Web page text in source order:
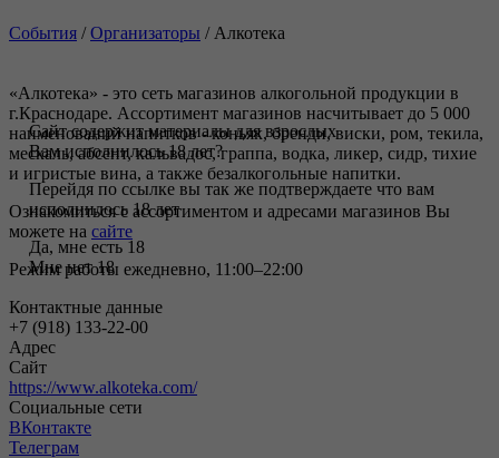
События /Организаторы / Алкотека
«Алкотека» - это сеть магазинов алкогольной продукции в
г.Краснодаре. Ассортимент магазинов насчитывает до 5 000
наименований напитков - коньяк, бренди, виски, ром, текила,
мескаль, абсент, кальвадос, граппа, водка, ликер, сидр, тихие
и игристые вина, а также безалкогольные напитки.
Ознакомиться с ассортиментом и адресами магазинов Вы
можете на сайте
Режим работы ежедневно, 11:00–22:00
Контактные данные
+7 (918) 133-22-00
Адрес
Сайт
https://www.alkoteka.com/
Социальные сети
ВКонтакте
Телеграм
Сайт содержит материалы для взрослых
Вам исполнилось 18 лет?
Перейдя по ссылке вы так же подтверждаете что вам
исполнилось 18 лет
Да, мне есть 18
Мне нет 18